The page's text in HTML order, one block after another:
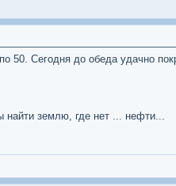
50. Сегодня до обеда удачно
найти землю, где нет ... нефти...